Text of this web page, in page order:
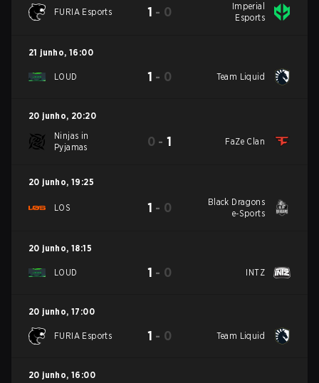
FURIA Esports 1 - 0
Imperial
Esports
21 junho, 16:00
LOUD 1 - 0 Team Liquid
20 junho, 20:20
Ninjas in
Pyjamas
0 -1 FaZe Clan
20 junho, 19:25
LOS 1 - 0
Black Dragons
e-Sports
20 junho, 18:15
LOUD 1 - 0 INTZ
20 junho, 17:00
FURIA Esports 1 - 0 Team Liquid
20 junho, 16:00